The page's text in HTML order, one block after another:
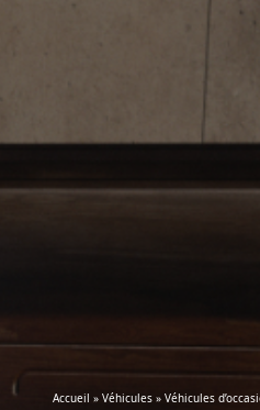
Accueil » Véhicules » Véhicules